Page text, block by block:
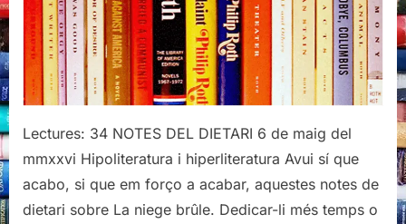
Lectures: 34 NOTES DEL DIETARI 6 de maig del
mmxxvi Hipoliteratura i hiperliteratura Avui sí que
acabo, si que em forço a acabar, aquestes notes de
dietari sobre La niege brûle. Dedicar-li més temps o